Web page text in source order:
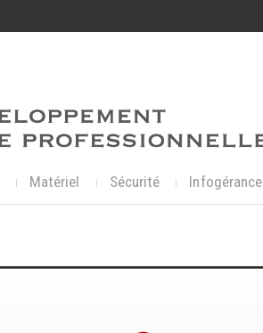
Matériel Sécurité Infogérance